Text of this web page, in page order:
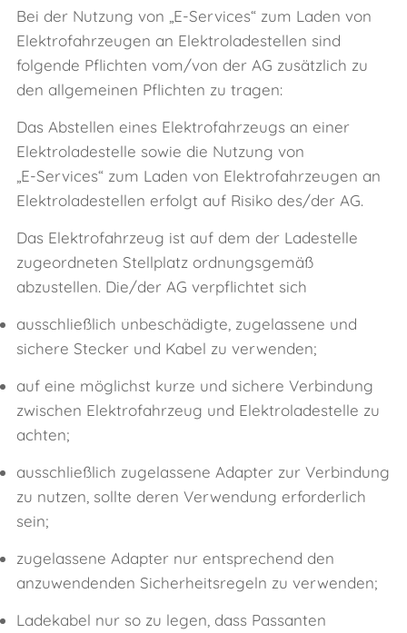
Bei der Nutzung von „E‑Services“ zum Laden von
Elektrofahrzeugen an Elektroladestellen sind
folgende Pflichten vom/von der AG zusätzlich zu
den allgemeinen Pflichten zu tragen:
Das Abstellen eines Elektrofahrzeugs an einer
Elektroladestelle sowie die Nutzung von
„E‑Services“ zum Laden von Elektrofahrzeugen an
Elektroladestellen erfolgt auf Risiko des/der AG.
Das Elektrofahrzeug ist auf dem der Ladestelle
zugeordneten Stellplatz ordnungsgemäß
abzustellen. Die/der AG verpflichtet sich
ausschließlich unbeschädigte, zugelassene und
sichere Stecker und Kabel zu verwenden;
auf eine möglichst kurze und sichere Verbindung
zwischen Elektrofahrzeug und Elektroladestelle zu
achten;
ausschließlich zugelassene Adapter zur Verbindung
zu nutzen, sollte deren Verwendung erforderlich
sein;
zugelassene Adapter nur entsprechend den
anzuwendenden Sicherheitsregeln zu verwenden;
Ladekabel nur so zu legen, dass Passanten